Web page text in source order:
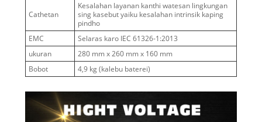
Cathetan
Kesalahan layanan kanthi watesan lingkungan
sing kasebut yaiku kesalahan intrinsik kaping
pindho
EMC
Selaras karo IEC 61326-1:2013
ukuran
280 mm x 260 mm x 160 mm
Bobot
4,9 kg (kalebu baterei)